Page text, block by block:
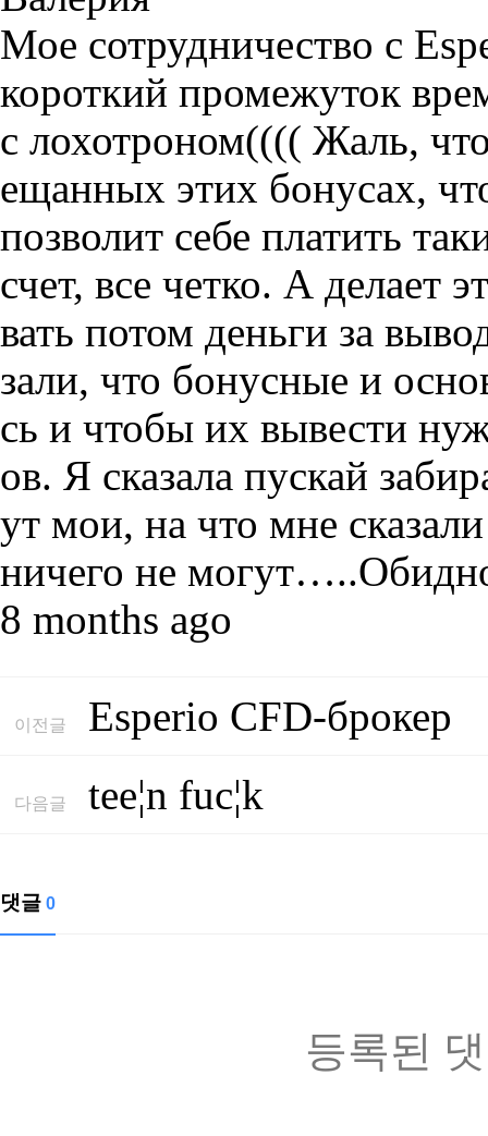
Мое сотрудничество с
короткий промежуток
с лохотроном(((( Жаль,
ещанных этих бонусах,
позволит себе платить
счет, все четко. А делает
вать потом деньги за
зали, что бонусные и
сь и чтобы их вывести
ов. Я сказала пускай
ут мои, на что мне
ничего не
8 months ago
이전글 Esperio CFD-брокер
다음글 tee¦n fuc¦k
댓글 0
등록된